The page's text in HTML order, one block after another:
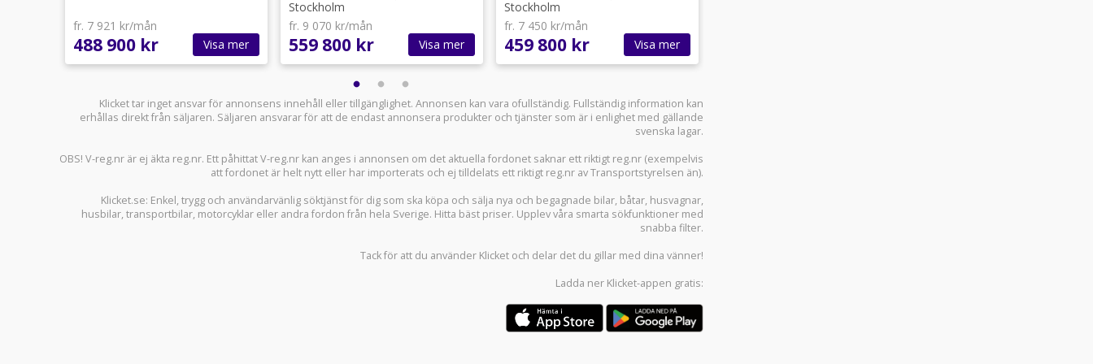
fr. 7 921 kr/mån
488 900 kr Visa mer
Stockholm
fr. 9 070 kr/mån
559 800 kr Visa mer
Stockholm
fr. 7 450 kr/mån
459 800 kr Visa mer
Klicket tar inget ansvar för annonsens innehåll eller tillgänglighet. Annonsen kan vara ofullständig. Fullständig information kan
erhållas direkt från säljaren. Säljaren ansvarar för att de endast annonsera produkter och tjänster som är i enlighet med gällande
svenska lagar.
OBS! V-reg.nr är ej äkta reg.nr. Ett påhittat V-reg.nr kan anges i annonsen om det aktuella fordonet saknar ett riktigt reg.nr (exempelvis
att fordonet är helt nytt eller har importerats och ej tilldelats ett riktigt reg.nr av Transportstyrelsen än).
Klicket.se: Enkel, trygg och användarvänlig söktjänst för dig som ska köpa och sälja nya och begagnade bilar, båtar, husvagnar,
husbilar,transportbilar, motorcyklar eller andra fordon från hela Sverige. Hitta bäst priser. Upplev våra smarta sökfunktioner med
snabba filter.
Tack för att du använder Klicket och delar det du gillar med dina vänner!
Ladda ner Klicket-appen gratis: